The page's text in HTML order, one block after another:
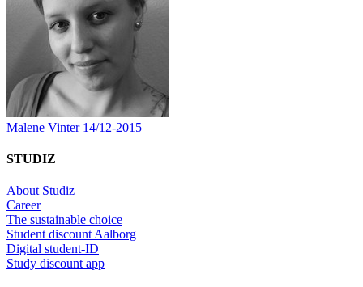
Malene Vinter 14/12-2015
STUDIZ
About Studiz
Career
The sustainable choice
Student discount Aalborg
Digital student-ID
Study discount app